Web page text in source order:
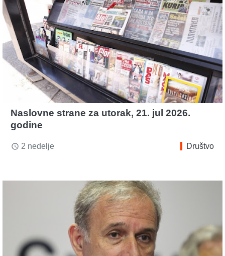
Naslovne strane za utorak, 21. jul 2026.
godine
access_time 2 nedelje Društvo